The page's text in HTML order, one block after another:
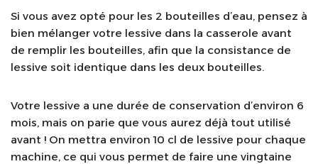
Si vous avez opté pour les 2 bouteilles d’eau, pensez à
bien mélanger votre lessive dans la casserole avant
de remplir les bouteilles, afin que la consistance de
lessive soit identique dans les deux bouteilles.
Votre lessive a une durée de conservation d’environ 6
mois, mais on parie que vous aurez déjà tout utilisé
avant ! On mettra environ 10 cl de lessive pour chaque
machine, ce qui vous permet de faire une vingtaine